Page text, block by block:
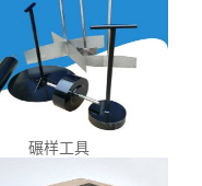
碾样工具